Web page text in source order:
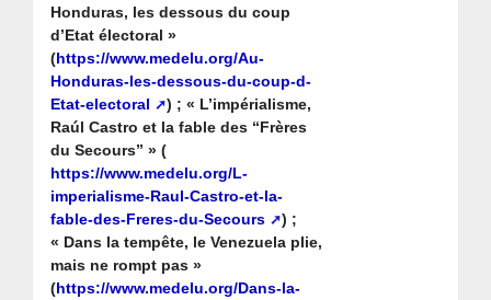
Honduras, les dessous du coup
d’Etat électoral »
(https://www.medelu.org/Au-
Honduras-les-dessous-du-coup-d-
Etat-electoral
) ; « L’impérialisme,
Raúl Castro et la fable des “Frères
du Secours” » (
https://www.medelu.org/L-
imperialisme-Raul-Castro-et-la-
fable-des-Freres-du-Secours
) ;
« Dans la tempête, le Venezuela plie,
mais ne rompt pas »
(https://www.medelu.org/Dans-la-